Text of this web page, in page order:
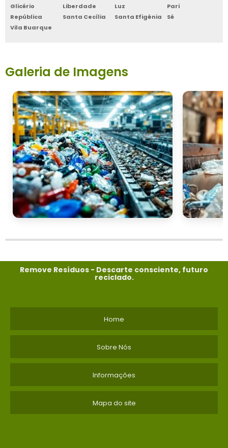
Glicério
Liberdade Luz
Pari
República
Santa Cecília Santa Efigênia
Sé
Vila Buarque
Galeria de Imagens
Remove Resíduos - Descarte consciente, futuro
reciclado.
Home
Sobre Nós
Informações
Mapa do site